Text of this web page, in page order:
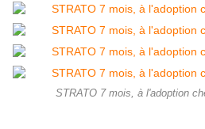
STRATO 7 mois, à l'adoption